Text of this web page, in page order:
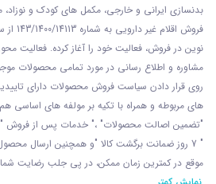
بدنسازی ایرانی و خارجی، مکمل های کودک و
فروش اقلام غیر دارویی به شماره 143/1400/14113 از
نوين در فروش، فعاليت خود را آغاز کرده. فعاليت
مشاوره و اطلاع رسانی در مورد تمامی محصولات
روی قرار دادن سياست فروش محصولات دارای
های مربوطه و همراه با تکيه بر مولفه های اساسی
"تضمين اصالت محصولات" ،" خدمات پس از فروش " ،
" 7 روز ضمانت برگشت کالا "و همچنين ارسال
موقع در کمترين زمان ممکن، در پی جلب رضايت